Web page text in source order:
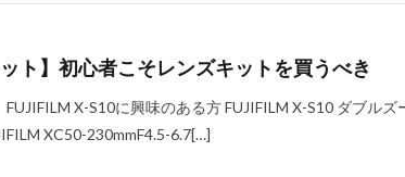
ト】初心者こそレンズキットを買うべき
X-S10に興味のある方 FUJIFILM X-S10 ダブルズ
XC50-230mmF4.5-6.7[…]